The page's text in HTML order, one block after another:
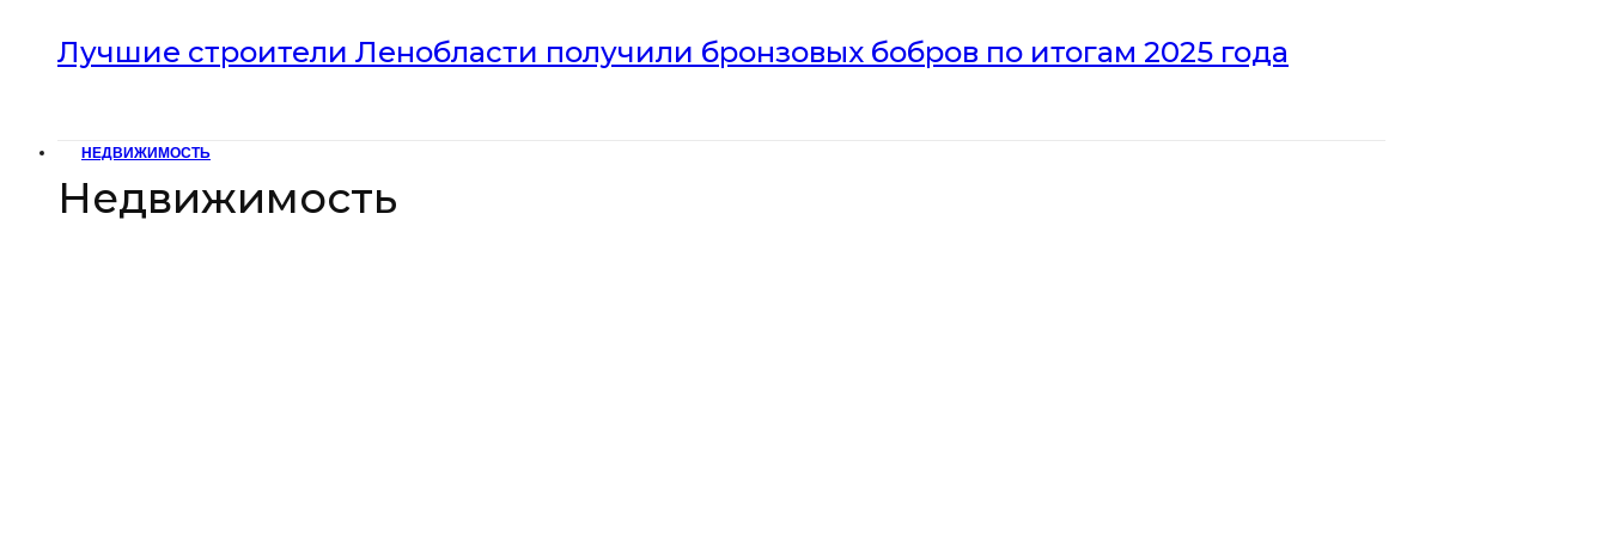
Лучшие строители Ленобласти получили бронзовых бобров по итогам 2025 года
НЕДВИЖИМОСТЬ
Недвижимость